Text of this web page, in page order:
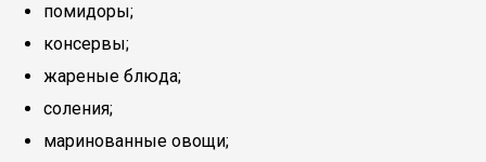
помидоры;
консервы;
жареные блюда;
соления;
маринованные овощи;